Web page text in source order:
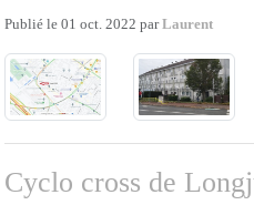
Publié le 01 oct. 2022 parLaurent
Cyclo cross de